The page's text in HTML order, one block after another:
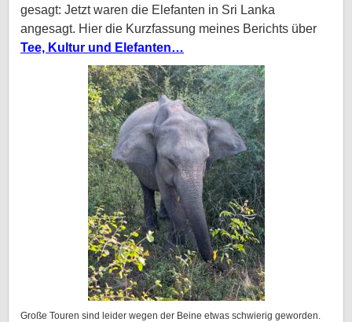
gesagt: Jetzt waren die Elefanten in Sri Lanka
angesagt. Hier die Kurzfassung meines Berichts über
Tee, Kultur und Elefanten…
Große Touren sind leider wegen der Beine etwas schwierig geworden.